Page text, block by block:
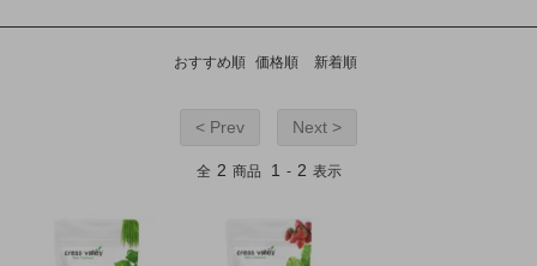
おすすめ順 価格順 新着順
< Prev Next >
全 2 商品 1 - 2 表示